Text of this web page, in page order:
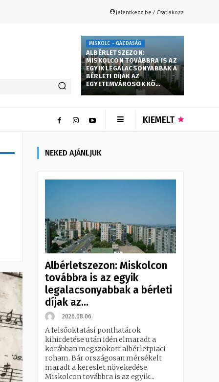
Jelentkezz be / Csatlakozz
MISKOLC - GAZDASÁG
ALBÉRLETSZEZON:
MISKOLCON TOVÁBBRA IS AZ
EGYIK LEGALACSONYABBAK A
BÉRLETI DÍJAK AZ
EGYETEMVÁROSOK KÖ…
KIEMELT
NEKED AJÁNLJUK
Albérletszezon: Miskolcon
továbbra is az egyik
legalacsonyabbak a bérleti
díjak az...
2026.08.06.
A felsőoktatási ponthatárok
kihirdetése után idén elmaradt a
korábban megszokott albérletpiaci
roham. Bár országosan mérsékelt
maradt a kereslet növekedése,
Miskolcon továbbra is az egyik...